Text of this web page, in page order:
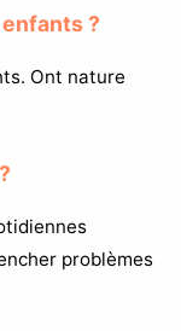
?
Ont nature
problèmes